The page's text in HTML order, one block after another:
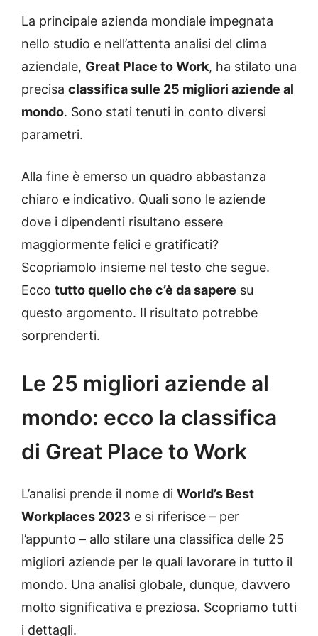
La principale azienda mondiale impegnata
nello studio e nell’attenta analisi del clima
aziendale, Great Place to Work, ha stilato una
precisa classifica sulle 25 migliori aziende al
mondo. Sono stati tenuti in conto diversi
parametri.
Alla fine è emerso un quadro abbastanza
chiaro e indicativo. Quali sono le aziende
dove i dipendenti risultano essere
maggiormente felici e gratificati?
Scopriamolo insieme nel testo che segue.
Ecco tutto quello che c’è da sapere su
questo argomento. Il risultato potrebbe
sorprenderti.
Le 25 migliori aziende al
mondo: ecco la classifica
di Great Place to Work
L’analisi prende il nome di World’s Best
Workplaces 2023 e si riferisce – per
l’appunto – allo stilare una classifica delle 25
migliori aziende per le quali lavorare in tutto il
mondo. Una analisi globale, dunque, davvero
molto significativa e preziosa. Scopriamo tutti
i dettagli.